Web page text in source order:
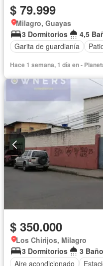
$ 79.999
Milagro, Guayas
3 Dormitorios
4,5
Garita de guardianía
Hace 1 semana, 1 día en -
$ 350.000
Los Chirijos, Milagro
3 Dormitorios
3
Aire acondicionado